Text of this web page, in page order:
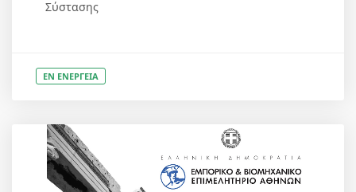
Σύστασης
ΕΝ ΕΝΕΡΓΕΙΑ